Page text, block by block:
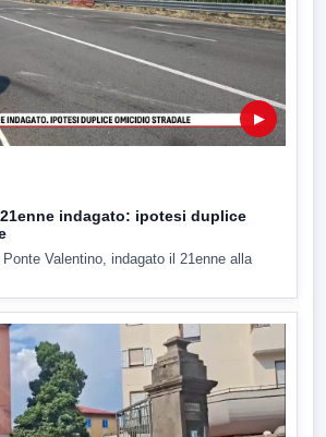
▶
indagato: ipotesi duplice
Valentino, indagato il 21enne alla